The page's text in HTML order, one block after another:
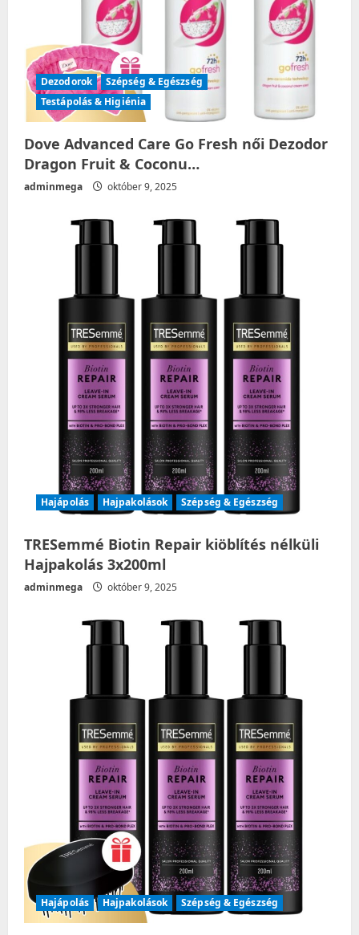
n
Dezodorok
Szépség & Egészség
Testápolás & Higiénia
Dove Advanced Care Go Fresh női Dezodor
Dragon Fruit & Coconu…
adminmega október 9, 2025
Hajápolás Hajpakolások Szépség & Egészség
TRESemmé Biotin Repair kiöblítés nélküli
Hajpakolás 3x200ml
adminmega október 9, 2025
Hajápolás Hajpakolások Szépség & Egészség